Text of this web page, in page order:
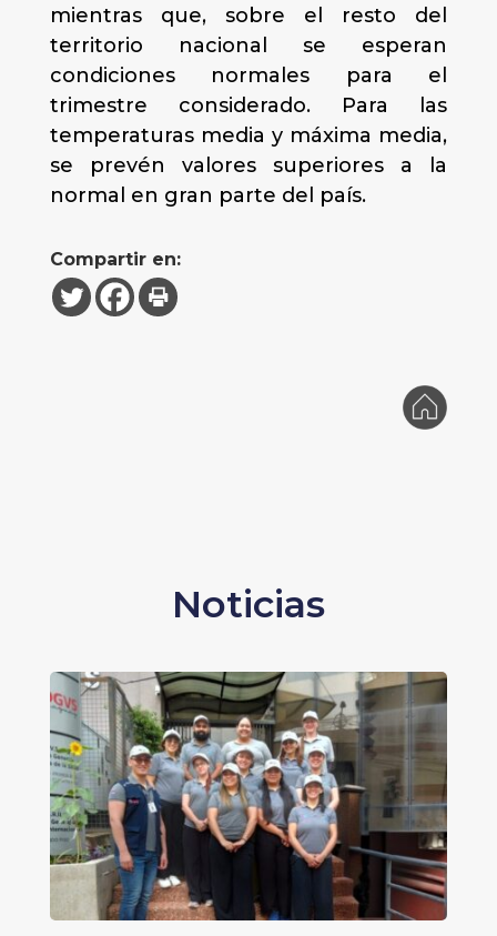
mientras que, sobre el resto del
territorio nacional se esperan
condiciones normales para el
trimestre considerado. Para las
temperaturas media y máxima media,
se prevén valores superiores a la
normal en gran parte del país.
Compartir en:
Noticias